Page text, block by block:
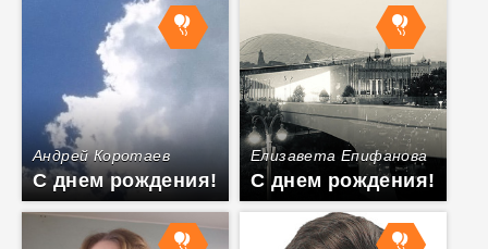
Андрей Коротаев
С днем рождения!
Елизавета Епифанова
С днем рождения!